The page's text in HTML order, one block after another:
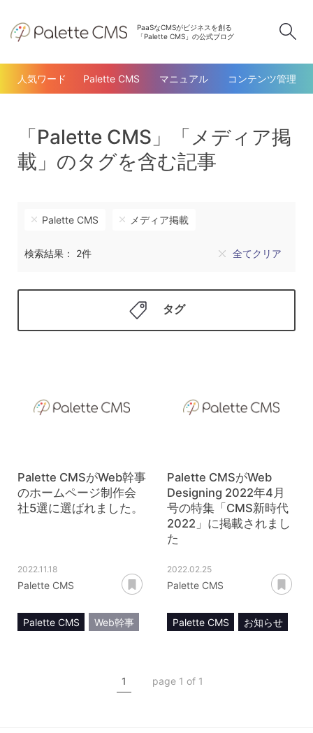
PaaSなCMSがビジネスを創る
「Palette CMS」の公式ブログ
人気ワード Palette CMS マニュアル コンテンツ管理
「Palette CMS」「メディア掲
載」のタグを含む記事
Palette CMS メディア掲載
検索結果： 2件 全てクリア
タグ
Palette CMSがWeb幹事
のホームページ制作会
社5選に選ばれました。
2022.11.18
Palette CMS
あとで読む
Palette CMS
Web幹事
Palette CMSがWeb
Designing 2022年4月
号の特集「CMS新時代
2022」に掲載されまし
た
2022.02.25
Palette CMS
Palette CMS
お知らせ
1 page 1 of 1